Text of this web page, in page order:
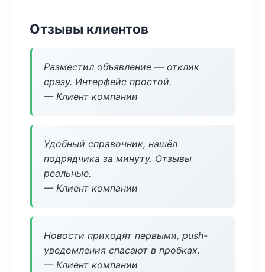
Отзывы клиентов
Разместил объявление — отклик
сразу. Интерфейс простой.
— Клиент компании
Удобный справочник, нашёл
подрядчика за минуту. Отзывы
реальные.
— Клиент компании
Новости приходят первыми, push-
уведомления спасают в пробках.
— Клиент компании